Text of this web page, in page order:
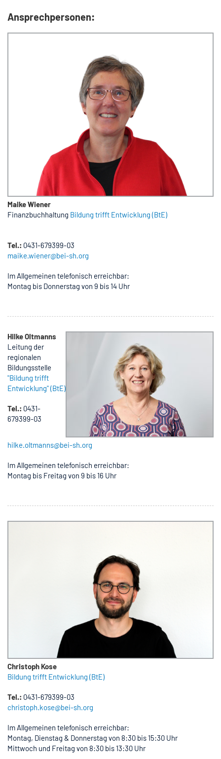
Ansprechpersonen:
Maike Wiener
Finanzbuchhaltung Bildung trifft Entwicklung (BtE)
Tel.: 0431-679399-03
maike.wiener@bei-sh.org
Im Allgemeinen telefonisch erreichbar:
Montag bis Donnerstag von 9 bis 14 Uhr
Hilke Oltmanns
Leitung der
regionalen
Bildungsstelle
"Bildung trifft
Entwicklung" (BtE)
Tel.: 0431-
679399-03
hilke.oltmanns@bei-sh.org
Im Allgemeinen telefonisch erreichbar:
Montag bis Freitag von 9 bis 16 Uhr
Christoph Kose
Bildung trifft Entwicklung (BtE)
Tel.: 0431-679399-03
christoph.kose@bei-sh.org
Im Allgemeinen telefonisch erreichbar:
Montag, Dienstag & Donnerstag von 8:30 bis 15:30 Uhr
Mittwoch und Freitag von 8:30 bis 13:30 Uhr